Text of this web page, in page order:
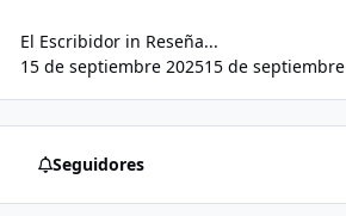
El Escribidorin Reseña...
15 de septiembre 202515 de septiembre
Seguidores